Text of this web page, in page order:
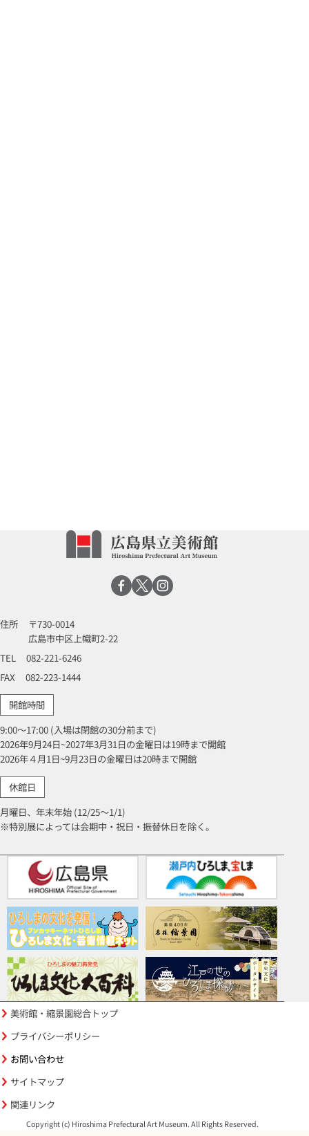
住所
〒730-0014
広島市中区上幟町2-22
TEL
082-221-6246
FAX
082-223-1444
開館時間
9:00～17:00 (入場は閉館の30分前まで)
2026年9月24日~2027年3月31日の金曜日は19時まで開館
2026年４月1日~9月23日の金曜日は20時まで開館
休館日
月曜日、年末年始 (12/25～1/1)
※特別展によっては会期中・祝日・振替休日を除く。
美術館・縮景園総合トップ
プライバシーポリシー
お問い合わせ
サイトマップ
関連リンク
Copyright (c) Hiroshima Prefectural Art Museum. All Rights Reserved.